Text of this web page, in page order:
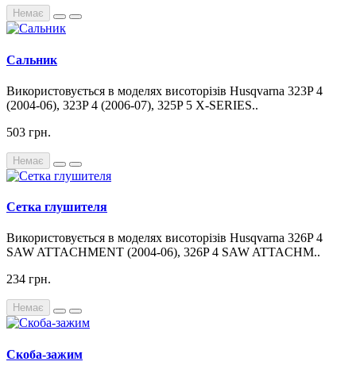
Немає
Сальник
Використовується в моделях висоторізів Husqvarna 323P 4
(2004-06), 323P 4 (2006-07), 325P 5 X-SERIES..
503 грн.
Немає
Сетка глушителя
Використовується в моделях висоторізів Husqvarna 326P 4
SAW ATTACHMENT (2004-06), 326P 4 SAW ATTACHM..
234 грн.
Немає
Скоба-зажим